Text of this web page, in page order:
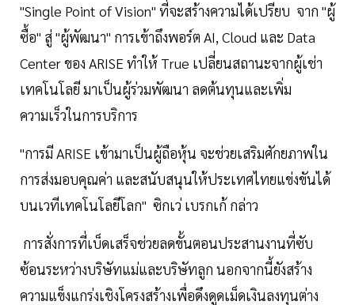
"Single Point of Vision" ที่จะสร้างความได้เปรียบ จาก "ผู้
ซื้อ" สู่ "ผู้พัฒนา" การเข้าถึงพอร์ต AI, Cloud และ Data
Center ของ ARISE ทำให้ True เปลี่ยนสถานะจากผู้เช่า
เทคโนโลยี มาเป็นผู้ร่วมพัฒนา ลดต้นทุนและเพิ่ม
ความเร็วในการบริการ
"การมี ARISE เข้ามาเป็นผู้ถือหุ้น จะช่วยเสริมศักยภาพใน
การส่งมอบคุณค่า และสนับสนุนให้ประเทศไทยแข่งขันได้
บนเวทีเทคโนโลยีโลก" ซิกเว่ เบรกเก้ กล่าว
การสั่งการที่เบ็ดเสร็จช่วยลดขั้นตอนประสานงานที่ซับ
ซ้อนระหว่างบริษัทแม่และบริษัทลูก นอกจากนี้ยังสร้าง
ความแข็งแกร่งเชิงโครงสร้างเพื่อดึงดูดเม็ดเงินลงทุนต่าง